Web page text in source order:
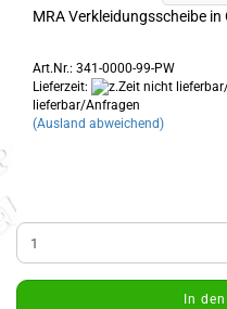
MRA Verkleidungsscheibe
Art.Nr.: 341-0000-99-PW
Lieferzeit:
lieferbar/Anfragen
(Ausland abweichend)
In